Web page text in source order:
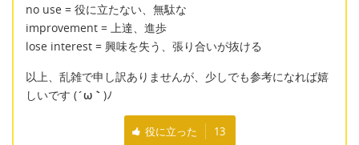
no use = 役に立たない、無駄な
improvement = 上達、進歩
lose interest = 興味を失う、張り合いが抜ける
以上、乱雑で申し訳ありませんが、少しでも参考になれば嬉
しいです (´ω｀ )ﾉ
役に立った 13